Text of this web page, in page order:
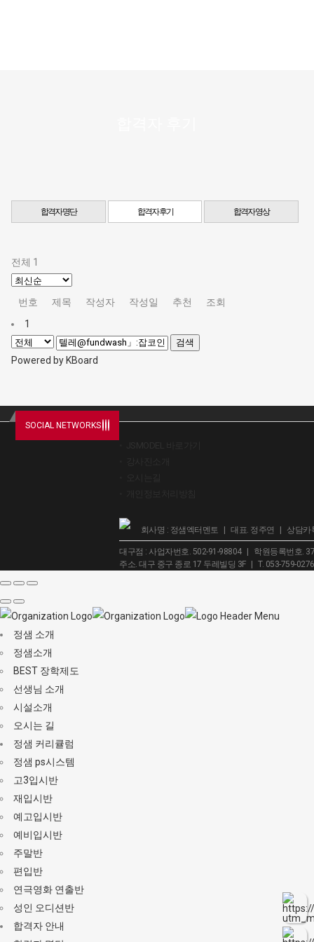
합격자 명단 합격자 후기 합격자 영상
전체 1
번호 제목 작성자 작성일 추천
조회
1
검색
Powered by KBoard
SOCIAL NETWORKS
회사명 : 정샘엑터멘토 | 대표. 정주연 | 상담카
대구점 : 사업자번호. 502-91-98804 | 학원등록번호.
주소. 대구 중구 종로 17 두레빌딩 3F | T. 053-759-0276
정샘 소개
정샘소개
BEST 장학제도
선생님 소개
시설소개
오시는 길
정샘 커리큘럼
정샘 ps시스템
고3입시반
재입시반
예고입시반
예비입시반
주말반
편입반
연극영화 연출반
성인 오디션반
합격자 안내